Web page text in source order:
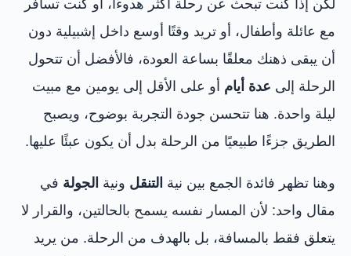
لكن إذا كنت تبحث عن رحلة أكثر هدوءًا، أو كنت تسافر
مع عائلة وأطفال، أو تريد وقتًا أوسع داخل إشبيلية دون
أن يبقى ذهنك معلقًا بساعة العودة، فالأفضل أن تتحول
الرحلة إلى عدة أيام أو على الأقل إلى يومين مع مبيت
ليلة واحدة. هنا تتحسن جودة التجربة بوضوح، ويصبح
الطريق جزءًا طبيعيًا من الرحلة بدل أن يكون عبئًا عليها.
وهنا تظهر فائدة الجمع بين نية التنقل ونية الجولة في
مقال واحد: لأن المسار نفسه يسمح بالحالتين، والقرار لا
يتعلق فقط بالمسافة، بل بالهدف من الرحلة. من يريد